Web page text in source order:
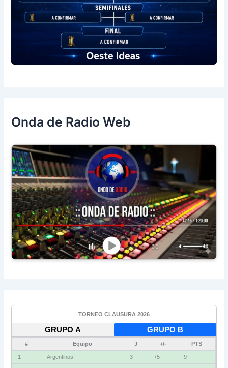
Onda de Radio Web
TORNEO CLAUSURA 2026
GRUPO A GRUPO B
# Equipo J +/- PTS
1 Argentinos 3 +5 9